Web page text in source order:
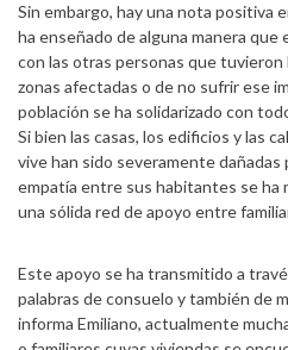
Sin embargo, hay una nota positiva
ha enseñado de alguna manera
con las otras personas que
zonas afectadas o de no sufrir ese
población se ha solidarizado con
Si bien las casas, los edificios y las
vive han sido severamente dañadas
empatía entre sus habitantes se ha
una sólida red de apoyo entre
Este apoyo se ha transmitido a
palabras de consuelo y también de
informa Emiliano, actualmente